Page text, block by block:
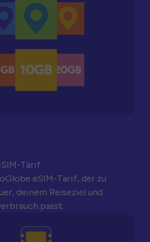
Tarif
eSIM-Tarif, der zu
deinem Reiseziel und
passt.